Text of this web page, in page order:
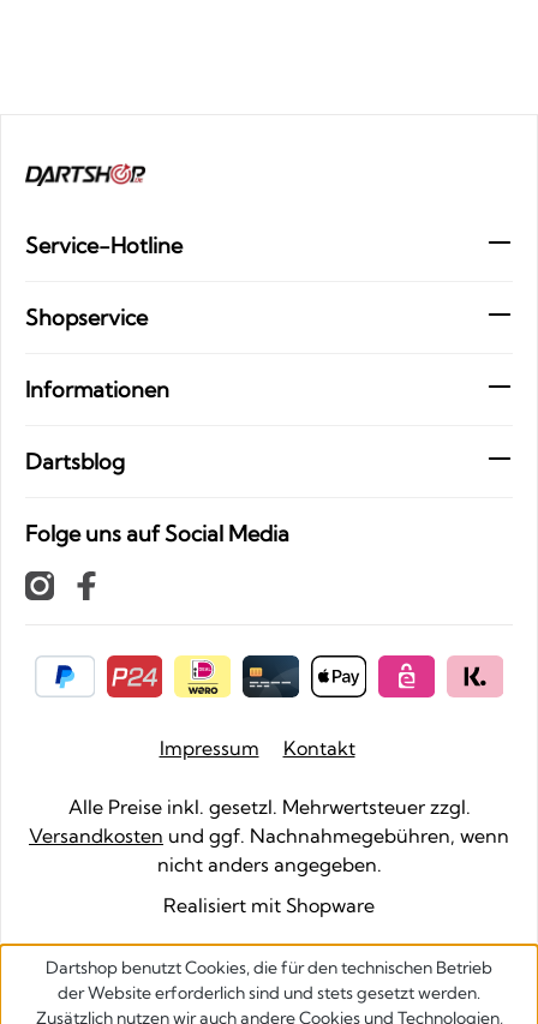
Service-Hotline
Shopservice
Informationen
Dartsblog
Folge uns auf Social Media
Impressum Kontakt
Alle Preise inkl. gesetzl. Mehrwertsteuer zzgl.
Versandkosten und ggf. Nachnahmegebühren, wenn
nicht anders angegeben.
Realisiert mit Shopware
Dartshop benutzt Cookies, die für den technischen Betrieb
der Website erforderlich sind und stets gesetzt werden.
Zusätzlich nutzen wir auch andere Cookies und Technologien,